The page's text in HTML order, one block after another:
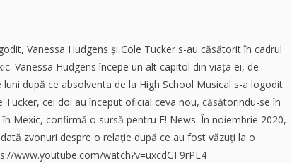
Vanessa Hudgens și Cole Tucker s-au căsătorit în cadrul
Vanessa Hudgens începe un alt capitol din viața ei, de
după ce absolventa de la High School Musical s-a logodit
Tucker, cei doi au început oficial ceva nou, căsătorindu-se în
Mexic, confirmă o sursă pentru E! News. În noiembrie 2020,
zvonuri despre o relație după ce au fost văzuți la o
www.youtube.com/watch?v=uxcdGF9rPL4